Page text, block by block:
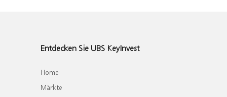
Entdecken Sie UBS KeyInvest
Home
Märkte